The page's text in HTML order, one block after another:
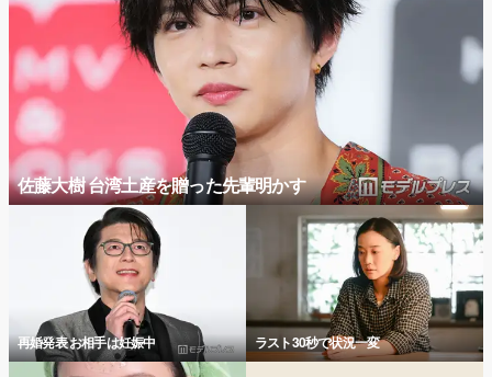
佐藤大樹 台湾土産を贈った先輩明かす
再婚発表 お相手は妊娠中 ラスト30秒で状況一変